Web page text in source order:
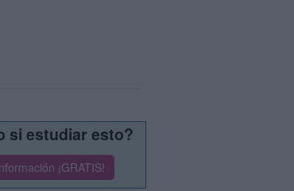
si estudiar esto?
¡GRATIS!